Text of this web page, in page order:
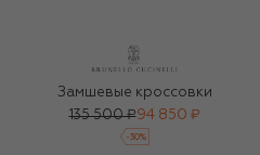
Замшевые кроссовки
135 500 ₽94 850 ₽
-30%